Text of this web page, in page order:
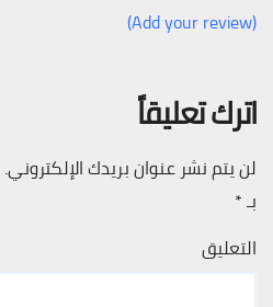
(Add your review)
اترك تعليقاً
لن يتم نشر عنوان بريدك الإلكتروني.
بـ*
التعليق